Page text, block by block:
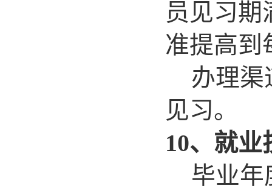
员见习期
准提高到
办理渠
见习。
10、就业
毕业年